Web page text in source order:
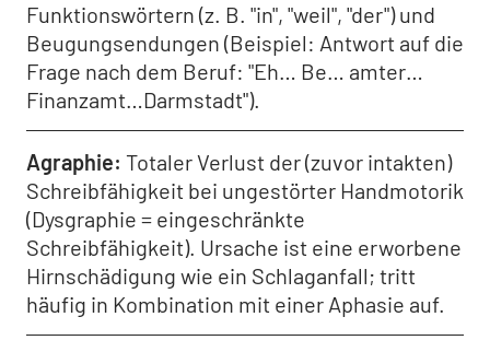
Funktionswörtern (z. B. "in", "weil", "der") und
Beugungsendungen (Beispiel: Antwort auf die
Frage nach dem Beruf: "Eh… Be… amter…
Finanzamt…Darmstadt").
Agraphie Totaler Verlust der (zuvor intakten)
Schreibfähigkeit bei ungestörter Handmotorik
(Dysgraphie = eingeschränkte
Schreibfähigkeit). Ursache ist eine erworbene
Hirnschädigung wie ein Schlaganfall; tritt
häufig in Kombination mit einer Aphasie auf.